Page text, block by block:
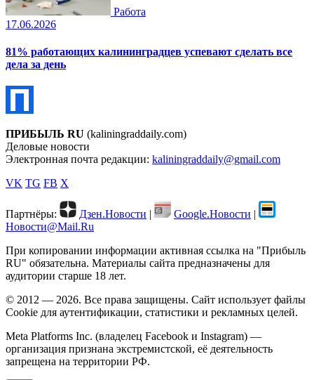
Работа
17.06.2026
81% работающих калининградцев успевают сделать все
дела за день
ПРИБЫЛЬ RU (kaliningraddaily.com)
Деловые новости
Электронная почта редакции: kaliningraddaily@gmail.com
VK TG FB X
Партнёры: Дзен.Новости | Google.Новости |
Новости@Mail.Ru
При копировании информации активная ссылка на "Прибыль
RU" обязательна. Материалы сайта предназначены для
аудитории старше 18 лет.
© 2012 — 2026. Все права защищены. Сайт использует файлы
Cookie для аутентификации, статистики и рекламных целей.
Meta Platforms Inc. (владелец Facebook и Instagram) —
организация признана экстремистской, её деятельность
запрещена на территории РФ.